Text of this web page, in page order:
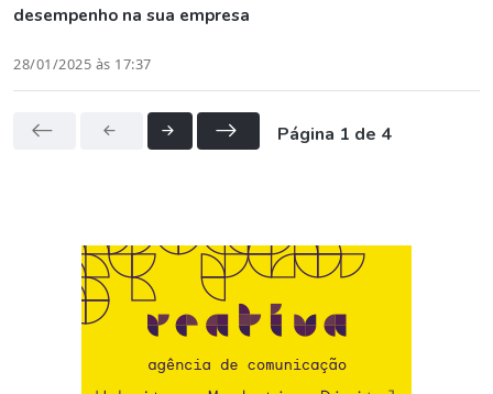
desempenho na sua empresa
28/01/2025 às 17:37
Página 1 de 4